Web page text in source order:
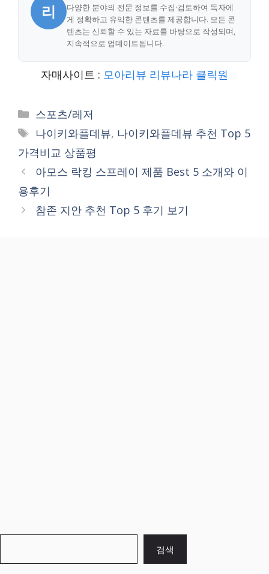
리
다양한 분야의 전문 정보를 수집·검토하여 독자에
게 정확하고 유익한 콘텐츠를 제공합니다. 모든 콘
텐츠는 신뢰할 수 있는 자료를 바탕으로 작성되며,
지속적으로 업데이트됩니다.
자매사이트 : 모아리뷰 리뷰나라 클릭원
Categories
스포츠/레저
Tags
나이키와플데뷰, 나이키와플데뷰 추천 Top 5
가격비교 상품평
아모스 락킹 스프레이 제품 Best 5 소개와 이
용후기
참존 지안 추천 Top 5 후기 보기
검색